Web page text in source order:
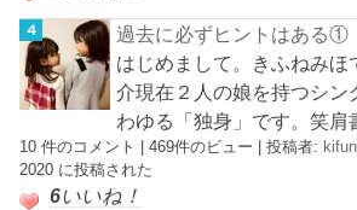
過去に必ずヒントはある①
はじめまして。きふねみほ
介現在２人の娘を持つシン
わゆる「独身」です。笑肩
10 件のコメント |469件のビュー |投稿者:
2020 に投稿された
6いいね！